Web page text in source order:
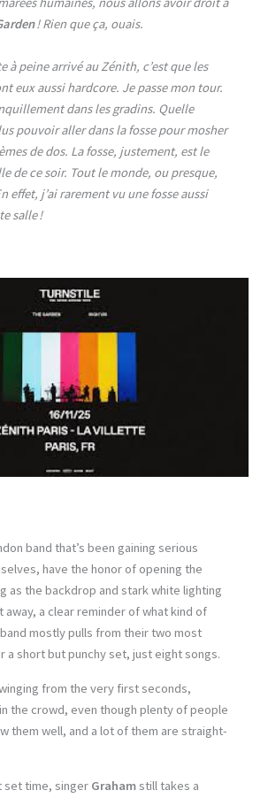
! Rien que ça, ouais.
à peine arrivé au Zénith, c’est que les
eux aussi hardcore. Je passe mon tour.
dans les gradins. Quelle
pouvoir aller dans la fosse pour mosher
de dos. La fosse, justement, est le
de ce soir. Tout le monde, ou presque,
effet, j’ai rarement vu une fosse aussi
salle !
band that’s been gaining serious
have the honor of opening the
as the backdrop and stark white lighting
a clear reminder of what kind of
mostly pulls from their two most
a short but punchy set, just eight songs.
from the very first seconds,
the crowd, even though plenty of people
them well, and a lot of them are straight-
set time, singer Grahamstill takes a